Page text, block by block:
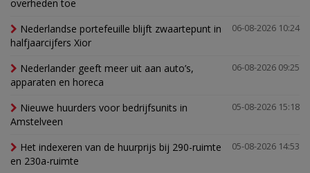
overheden toe
06-08-2026 10:24
Nederlandse portefeuille blijft zwaartepunt in
halfjaarcijfers Xior
06-08-2026 09:25
Nederlander geeft meer uit aan auto’s,
apparaten en horeca
05-08-2026 15:18
Nieuwe huurders voor bedrijfsunits in
Amstelveen
05-08-2026 14:53
Het indexeren van de huurprijs bij 290-ruimte
en 230a-ruimte